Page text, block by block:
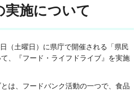
実施について
（土曜日）に県庁で開催される「県民
、『フード・ライフドライブ』を実施
は、フードバンク活動の一つで、食品